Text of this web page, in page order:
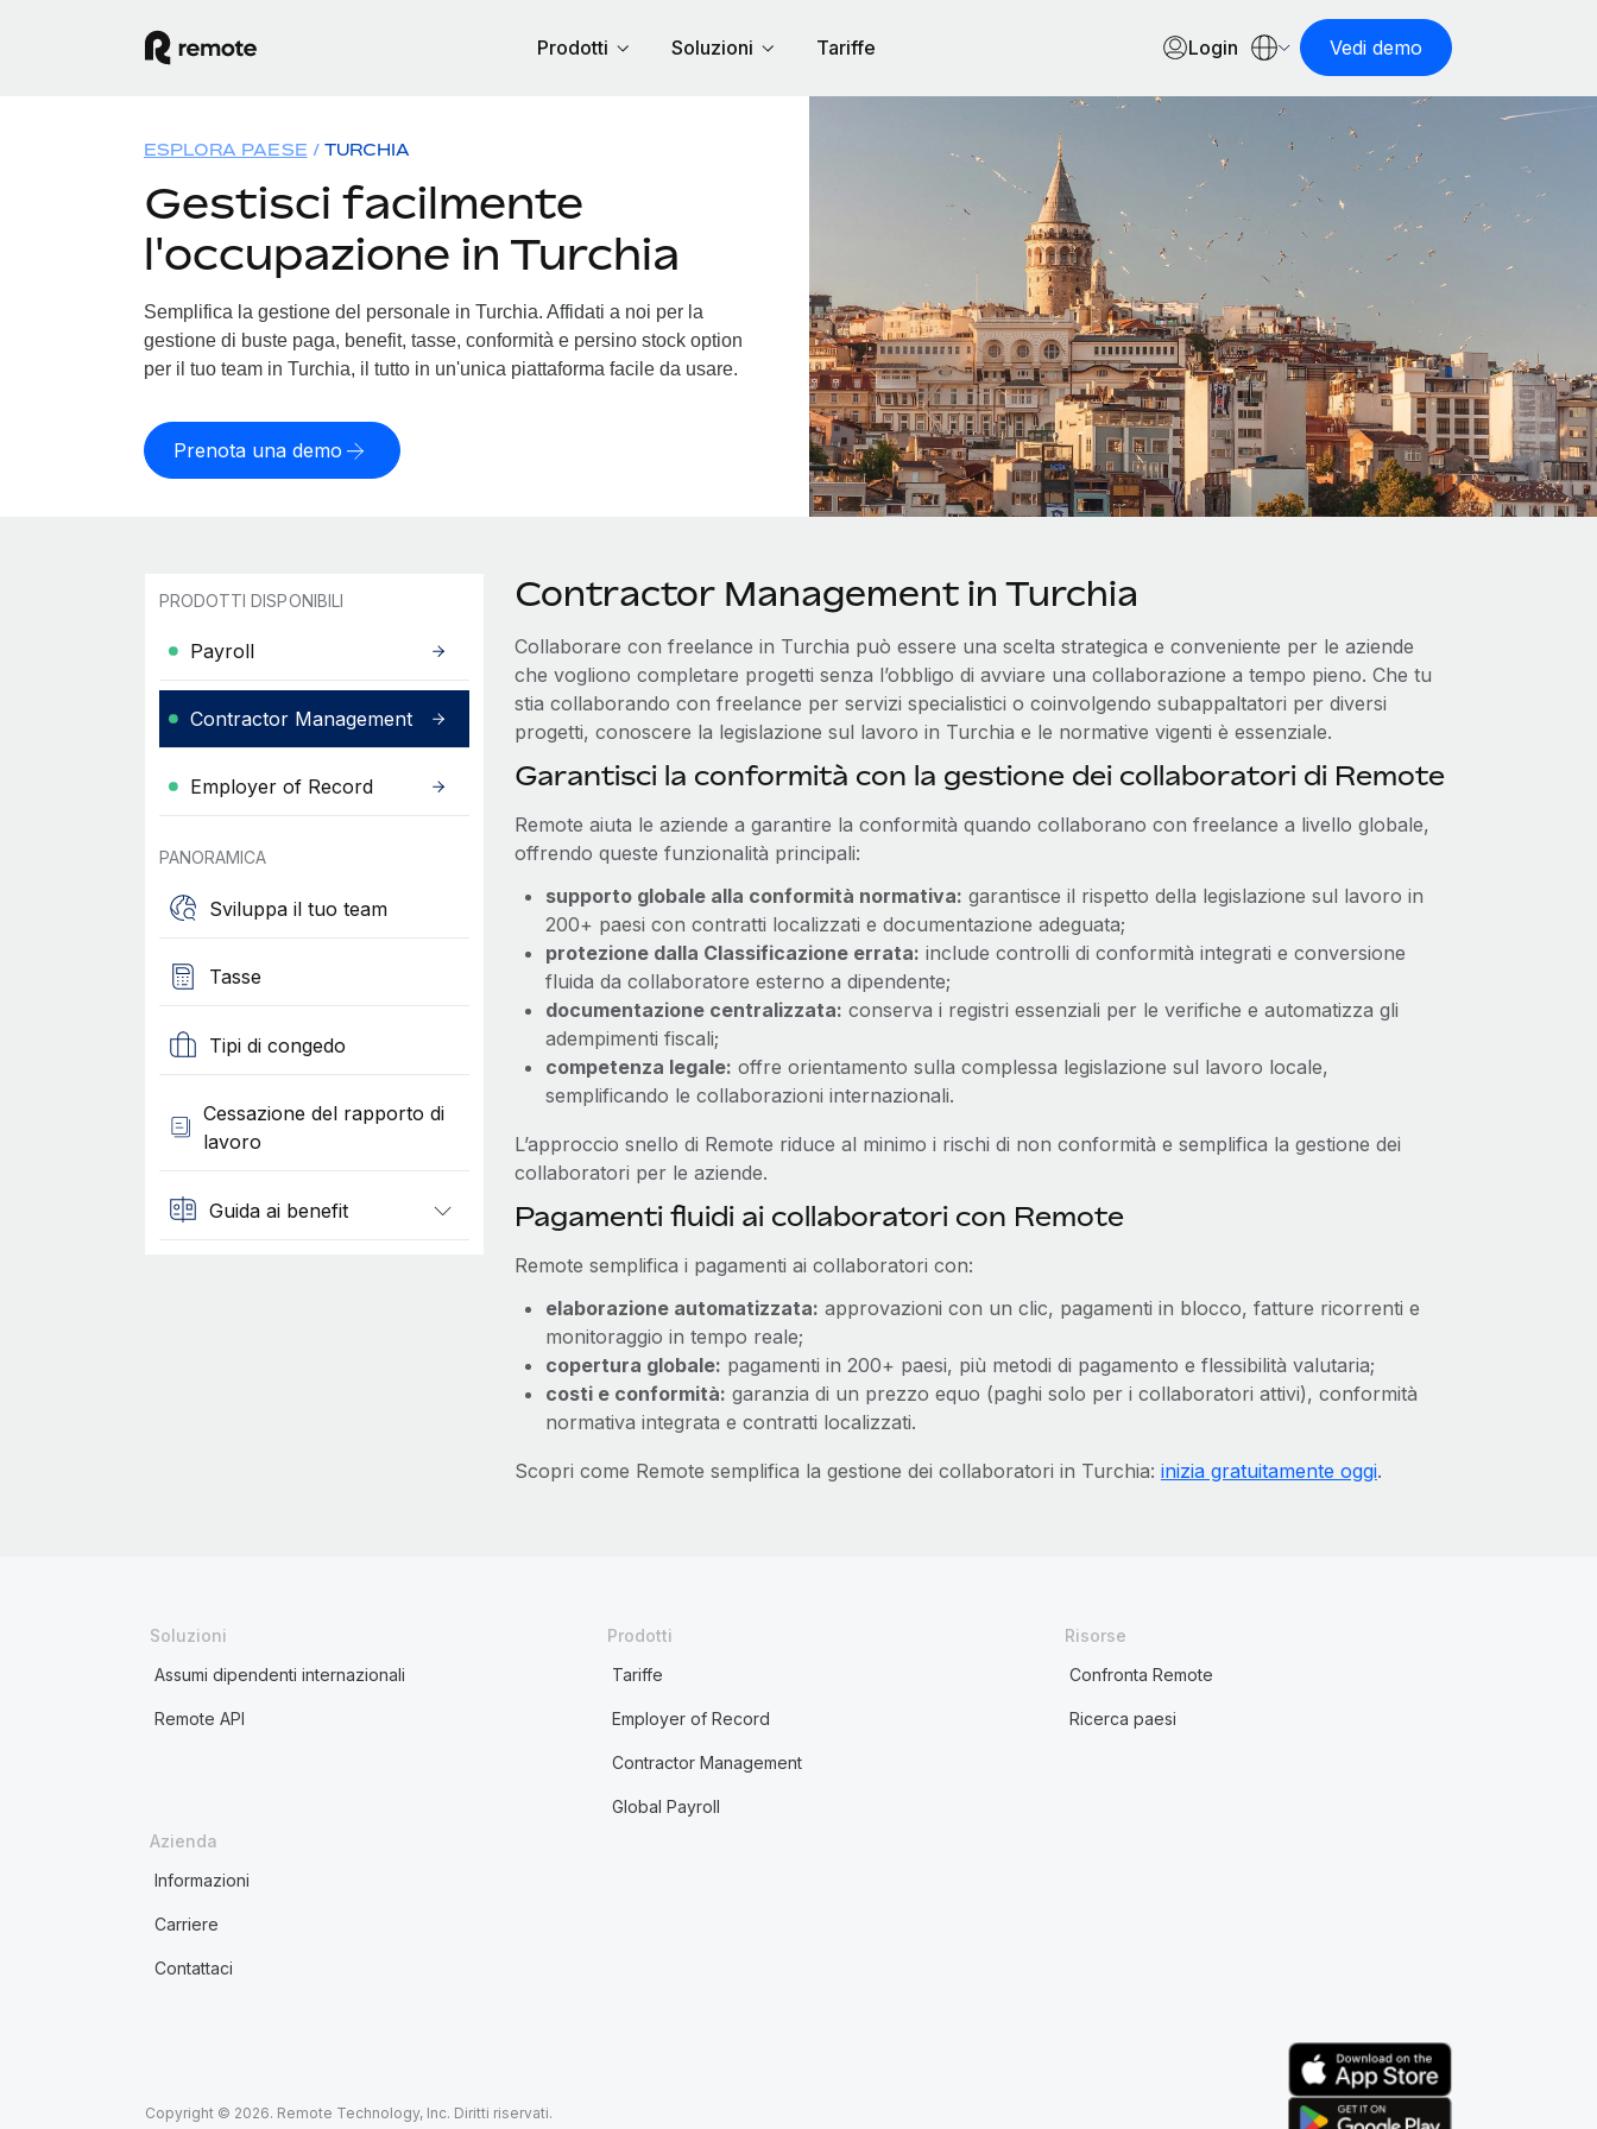
Prodotti Soluzioni Tariffe Login Vedi demo
ESPLORA PAESE TURCHIA
Gestisci facilmente
l'occupazione in Turchia
Semplifica la gestione del personale in Turchia. Affidati a noi per la
gestione di buste paga, benefit, tasse, conformità e persino stock option
per il tuo team in Turchia, il tutto in un'unica piattaforma facile da usare.
Prenota una demo
PRODOTTI DISPONIBILI
Payroll
Contractor Management
Employer of Record
PANORAMICA
Sviluppa il tuo team
Tasse
Tipi di congedo
Cessazione del rapporto di
lavoro
Guida ai benefit
Contractor Management in Turchia
Collaborare con freelance in Turchia può essere una scelta strategica e conveniente per le aziende
che vogliono completare progetti senza l’obbligo di avviare una collaborazione a tempo pieno. Che tu
stia collaborando con freelance per servizi specialistici o coinvolgendo subappaltatori per diversi
progetti, conoscere la legislazione sul lavoro in Turchia e le normative vigenti è essenziale.
Garantisci la conformità con la gestione dei collaboratori di Remote
Remote aiuta le aziende a garantire la conformità quando collaborano con freelance a livello globale,
offrendo queste funzionalità principali:
supporto globale alla conformità normativa: garantisce il rispetto della legislazione sul lavoro in
200+ paesi con contratti localizzati e documentazione adeguata;
protezione dalla Classificazione errata: include controlli di conformità integrati e conversione
fluida da collaboratore esterno a dipendente;
documentazione centralizzata: conserva i registri essenziali per le verifiche e automatizza gli
adempimenti fiscali;
competenza legale: offre orientamento sulla complessa legislazione sul lavoro locale,
semplificando le collaborazioni internazionali.
L’approccio snello di Remote riduce al minimo i rischi di non conformità e semplifica la gestione dei
collaboratori per le aziende.
Pagamenti fluidi ai collaboratori con Remote
Remote semplifica i pagamenti ai collaboratori con:
elaborazione automatizzata: approvazioni con un clic, pagamenti in blocco, fatture ricorrenti e
monitoraggio in tempo reale;
copertura globale: pagamenti in 200+ paesi, più metodi di pagamento e flessibilità valutaria;
costi e conformità: garanzia di un prezzo equo (paghi solo per i collaboratori attivi), conformità
normativa integrata e contratti localizzati.
Scopri come Remote semplifica la gestione dei collaboratori in Turchia: inizia gratuitamente oggi.
Soluzioni
Assumi dipendenti internazionali
Remote API
Prodotti
Tariffe
Employer of Record
Contractor Management
Global Payroll
Risorse
Confronta Remote
Ricerca paesi
Azienda
Informazioni
Carriere
Contattaci
Copyright © 2026. Remote Technology, Inc. Diritti riservati.